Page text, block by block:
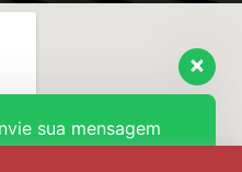
sua mensagem